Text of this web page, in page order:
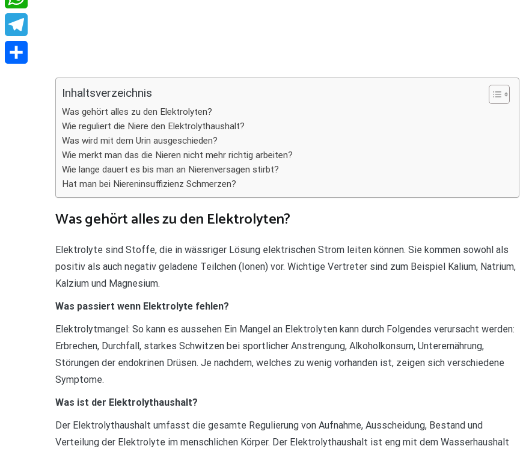
Inhaltsverzeichnis
Was gehört alles zu den Elektrolyten?
Wie reguliert die Niere den Elektrolythaushalt?
Was wird mit dem Urin ausgeschieden?
Wie merkt man das die Nieren nicht mehr richtig arbeiten?
Wie lange dauert es bis man an Nierenversagen stirbt?
Hat man bei Niereninsuffizienz Schmerzen?
Was gehört alles zu den Elektrolyten?
Elektrolyte sind Stoffe, die in wässriger Lösung elektrischen Strom leiten können. Sie kommen sowohl als
positiv als auch negativ geladene Teilchen (Ionen) vor. Wichtige Vertreter sind zum Beispiel Kalium, Natrium,
Kalzium und Magnesium.
Was passiert wenn Elektrolyte fehlen?
Elektrolytmangel: So kann es aussehen Ein Mangel an Elektrolyten kann durch Folgendes verursacht werden:
Erbrechen, Durchfall, starkes Schwitzen bei sportlicher Anstrengung, Alkoholkonsum, Unterernährung,
Störungen der endokrinen Drüsen. Je nachdem, welches zu wenig vorhanden ist, zeigen sich verschiedene
Symptome.
Was ist der Elektrolythaushalt?
Der Elektrolythaushalt umfasst die gesamte Regulierung von Aufnahme, Ausscheidung, Bestand und
Verteilung der Elektrolyte im menschlichen Körper. Der Elektrolythaushalt ist eng mit dem Wasserhaushalt
WhatsApp
Telegram